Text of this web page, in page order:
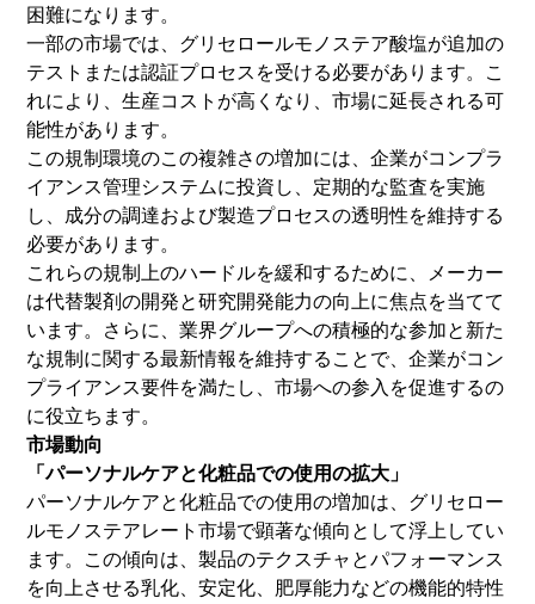
困難になります。
一部の市場では、グリセロールモノステア酸塩が追加の
テストまたは認証プロセスを受ける必要があります。こ
れにより、生産コストが高くなり、市場に延長される可
能性があります。
この規制環境のこの複雑さの増加には、企業がコンプラ
イアンス管理システムに投資し、定期的な監査を実施
し、成分の調達および製造プロセスの透明性を維持する
必要があります。
これらの規制上のハードルを緩和するために、メーカー
は代替製剤の開発と研究開発能力の向上に焦点を当てて
います。さらに、業界グループへの積極的な参加と新た
な規制に関する最新情報を維持することで、企業がコン
プライアンス要件を満たし、市場への参入を促進するの
に役立ちます。
市場動向
「パーソナルケアと化粧品での使用の拡大」
パーソナルケアと化粧品での使用の増加は、グリセロー
ルモノステアレート市場で顕著な傾向として浮上してい
ます。この傾向は、製品のテクスチャとパフォーマンス
を向上させる乳化、安定化、肥厚能力などの機能的特性